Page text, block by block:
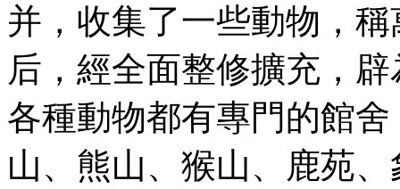
并，收集了一些動物，
后，經全面整修擴充，
各種動物都有專門的館
山、熊山、猴山、鹿苑